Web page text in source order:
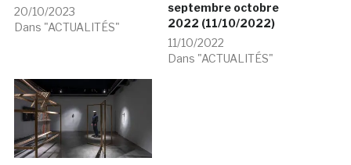
20/10/2023
Dans "ACTUALITÉS"
septembre octobre
2022 (11/10/2022)
11/10/2022
Dans "ACTUALITÉS"